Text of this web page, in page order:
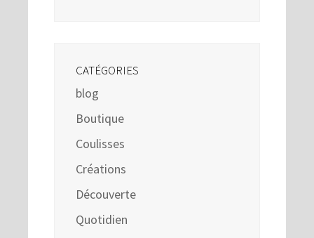
CATÉGORIES
blog
Boutique
Coulisses
Créations
Découverte
Quotidien